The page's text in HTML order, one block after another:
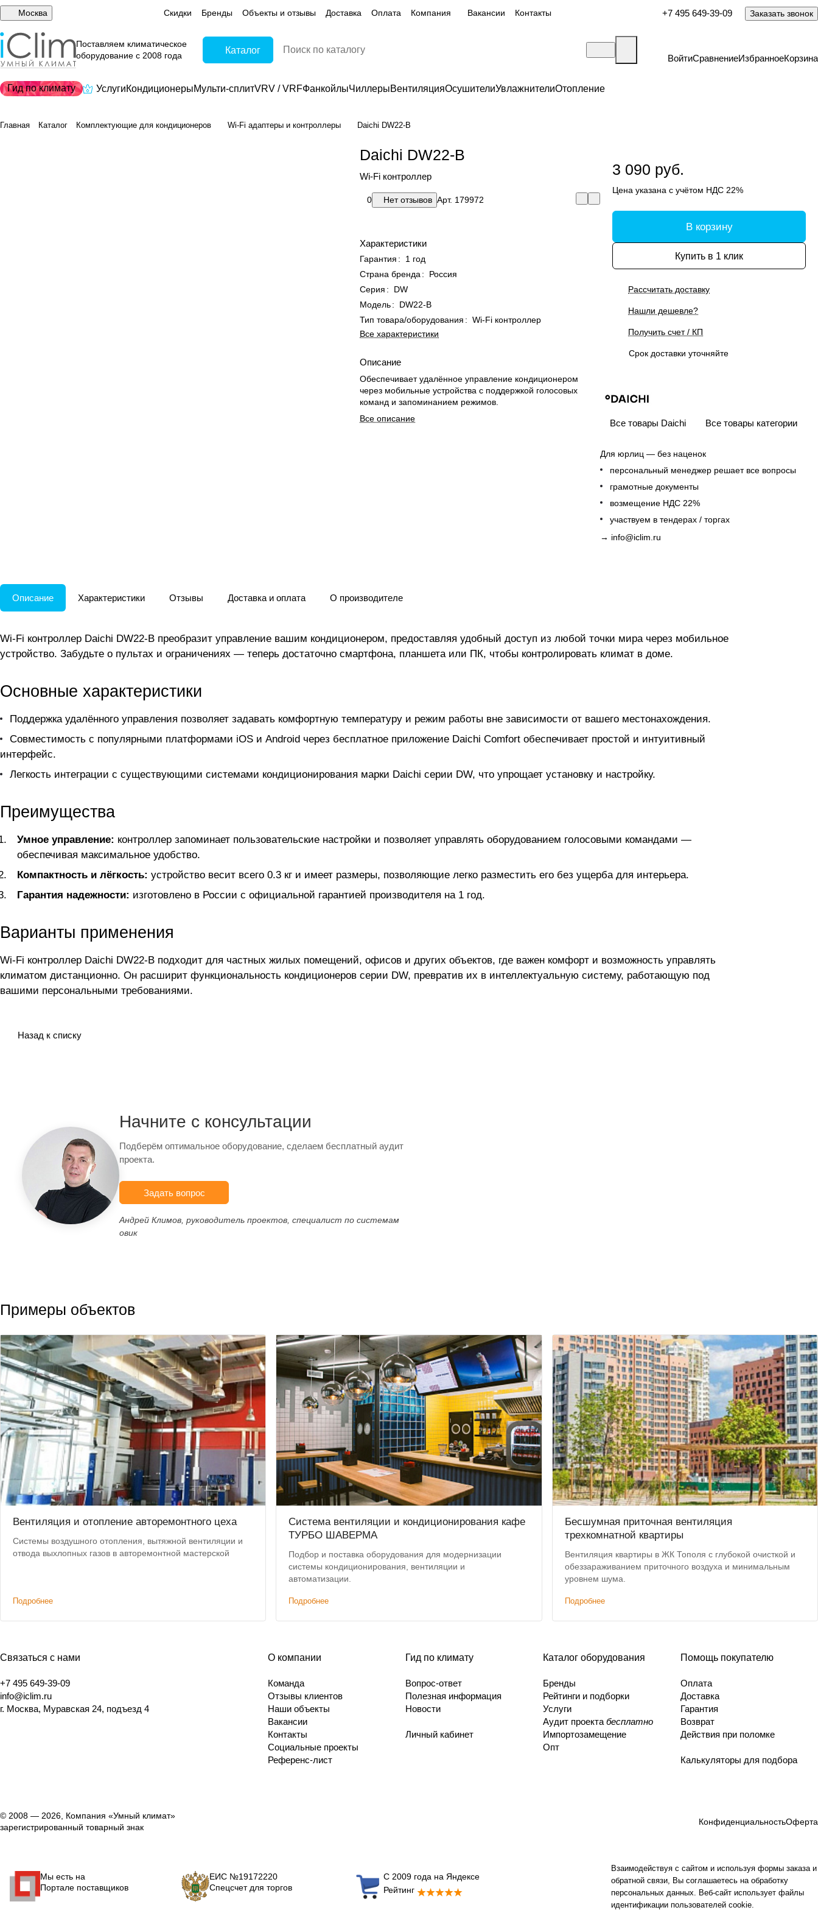
Москва Скидки Бренды Объекты и отзывы Доставка Оплата Компания Вакансии Контакты +7 495 649-39-09 Заказать звонок
Поставляем климатическое
оборудование с 2008 года
Каталог
ВойтиСравнениеИзбранноеКорзина
Гид по климату УслугиКондиционерыМульти-сплитVRV / VRFФанкойлыЧиллерыВентиляцияОсушителиУвлажнителиОтопление
Главная Каталог Комплектующие для кондиционеров Wi-Fi адаптеры и контроллеры Daichi DW22-B
Daichi DW22-B
Wi-Fi контроллер
0 Нет отзывов Арт. 179972
Характеристики
Гарантия :
1 год
Страна бренда :
Россия
Серия :
DW
Модель:
DW22-B
Тип товара/оборудования : Wi-Fi контроллер
Все характеристики
Описание
Обеспечивает удалённое управление кондиционером
через мобильные устройства с поддержкой голосовых
команд и запоминанием режимов.
Все описание
3 090 руб.
Цена указана с учётом НДС 22%
В корзину
Купить в 1 клик
Рассчитать доставку
Нашли дешевле?
Получить счет / КП
Срок доставки уточняйте
Все товары Daichi Все товары категории
Для юрлиц — без наценок
персональный менеджер решает все вопросы
грамотные документы
возмещение НДС 22%
участвуем в тендерах / торгах
→ info@iclim.ru
Описание Характеристики Отзывы Доставка и оплата О производителе
Wi-Fi контроллер Daichi DW22-B преобразит управление вашим кондиционером, предоставляя удобный доступ из любой точки мира через мобильное
устройство. Забудьте о пультах и ограничениях — теперь достаточно смартфона, планшета или ПК, чтобы контролировать климат в доме.
Основные характеристики
Поддержка удалённого управления позволяет задавать комфортную температуру и режим работы вне зависимости от вашего местонахождения.
Совместимость с популярными платформами iOS и Android через бесплатное приложение Daichi Comfort обеспечивает простой и интуитивный
интерфейс.
Легкость интеграции с существующими системами кондиционирования марки Daichi серии DW, что упрощает установку и настройку.
Преимущества
Умное управление: контроллер запоминает пользовательские настройки и позволяет управлять оборудованием голосовыми командами —
обеспечивая максимальное удобство.
Компактность и лёгкость: устройство весит всего 0.3 кг и имеет размеры, позволяющие легко разместить его без ущерба для интерьера.
Гарантия надежности: изготовлено в России с официальной гарантией производителя на 1 год.
Варианты применения
Wi-Fi контроллер Daichi DW22-B подходит для частных жилых помещений, офисов и других объектов, где важен комфорт и возможность управлять
климатом дистанционно. Он расширит функциональность кондиционеров серии DW, превратив их в интеллектуальную систему, работающую под
вашими персональными требованиями.
Назад к списку
Начните с консультации
Подберём оптимальное оборудование, сделаем бесплатный аудит
проекта.
Задать вопрос
Андрей Климов, руководитель проектов, специалист по системам
овик
Примеры объектов
Вентиляция и отопление авторемонтного цеха
Системы воздушного отопления, вытяжной вентиляции и
отвода выхлопных газов в авторемонтной мастерской
Подробнее
Система вентиляции и кондиционирования кафе
ТУРБО ШАВЕРМА
Подбор и поставка оборудования для модернизации
системы кондиционирования, вентиляции и
автоматизации.
Подробнее
Бесшумная приточная вентиляция
трехкомнатной квартиры
Вентиляция квартиры в ЖК Тополя с глубокой очисткой и
обеззараживанием приточного воздуха и минимальным
уровнем шума.
Подробнее
Связаться с нами
+7 495 649-39-09
info@iclim.ru
г. Москва, Муравская 24, подъезд 4
О компании
Команда
Отзывы клиентов
Наши объекты
Вакансии
Контакты
Социальные проекты
Референс-лист
Гид по климату
Вопрос-ответ
Полезная информация
Новости
Личный кабинет
Каталог оборудования
Бренды
Рейтинги и подборки
Услуги
Аудит проекта бесплатно
Импортозамещение
Опт
Помощь покупателю
Оплата
Доставка
Гарантия
Возврат
Действия при поломке
Калькуляторы для подбора
© 2008 — 2026, Компания «Умный климат»
зарегистрированный товарный знак
КонфиденциальностьОферта
Взаимодействуя с сайтом и используя формы заказа и
обратной связи, Вы соглашаетесь на обработку
персональных данных. Веб-сайт использует файлы
идентификации пользователей cookie.
Мы есть на
Портале поставщиков
ЕИС №19172220
Спецсчет для торгов
С 2009 года на Яндексе
Рейтинг